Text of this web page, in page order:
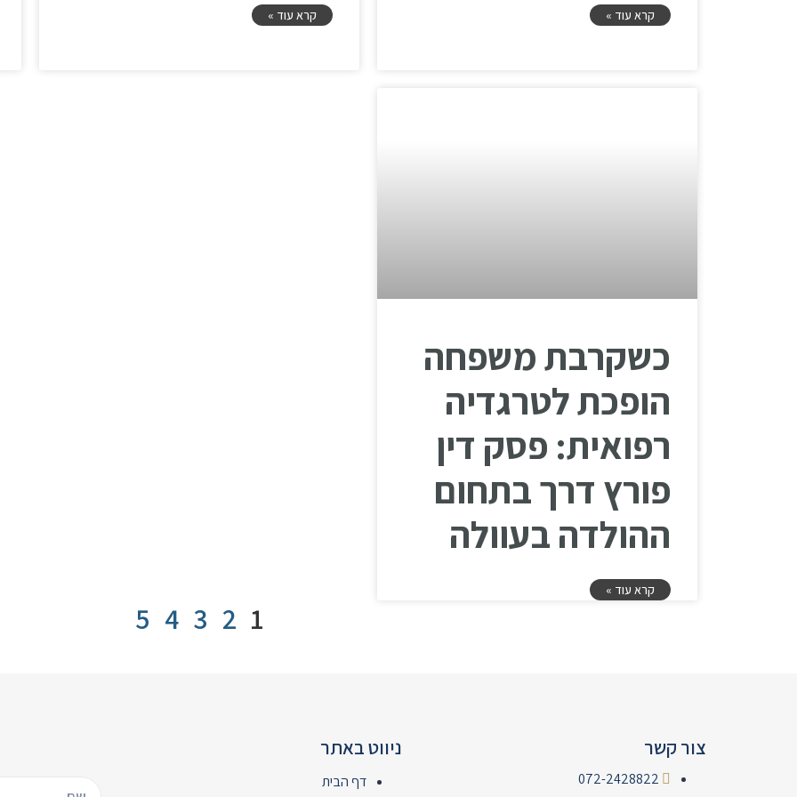
קרא עוד » קרא עוד »
כשקרבת משפחה
הופכת לטרגדיה
רפואית: פסק דין
פורץ דרך בתחום
ההולדה בעוולה
קרא עוד »
1
2
3
4
5
צור קשר
072-2428822
ניווט באתר
דף הבית